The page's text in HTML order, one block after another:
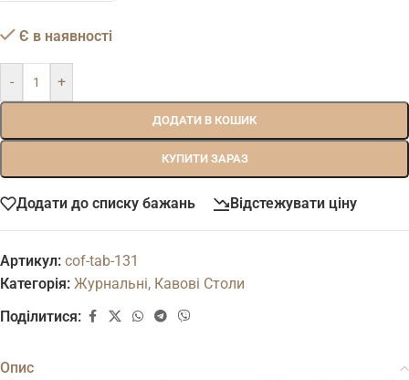
Є в наявності
- +
ДОДАТИ В КОШИК
КУПИТИ ЗАРАЗ
Додати до списку бажань Відстежувати ціну
Артикул: cof-tab-131
Категорія: Журнальні, Кавові Столи
Поділитися:
Опис